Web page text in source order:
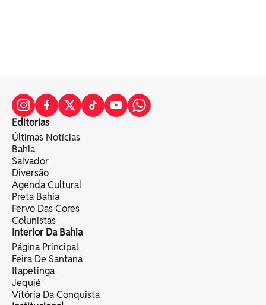
Editorias
Últimas Notícias
Bahia
Salvador
Diversão
Agenda Cultural
Preta Bahia
Fervo Das Cores
Colunistas
Interior Da Bahia
Página Principal
Feira De Santana
Itapetinga
Jequié
Vitória Da Conquista